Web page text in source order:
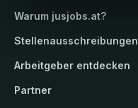
Warum jusjobs.at?
Stellenausschreibungen
Arbeitgeber entdecken
Partner